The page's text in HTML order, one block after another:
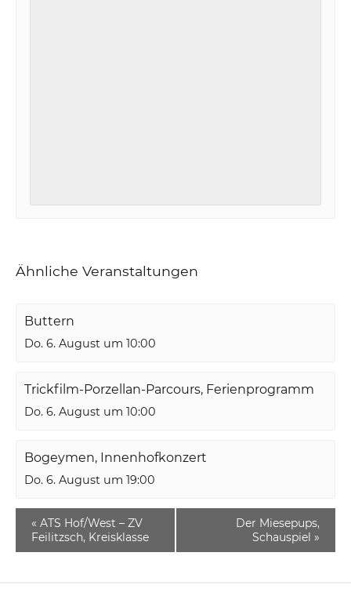
Ähnliche Veranstaltungen
Buttern
Do. 6. August um 10:00
Trickfilm-Porzellan-Parcours, Ferienprogramm
Do. 6. August um 10:00
Bogeymen, Innenhofkonzert
Do. 6. August um 19:00
« ATS Hof/West – ZV
Feilitzsch, Kreisklasse
Der Miesepups,
Schauspiel »